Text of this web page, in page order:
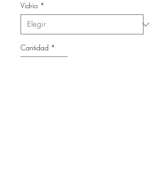
Vidrio *
Cantidad *